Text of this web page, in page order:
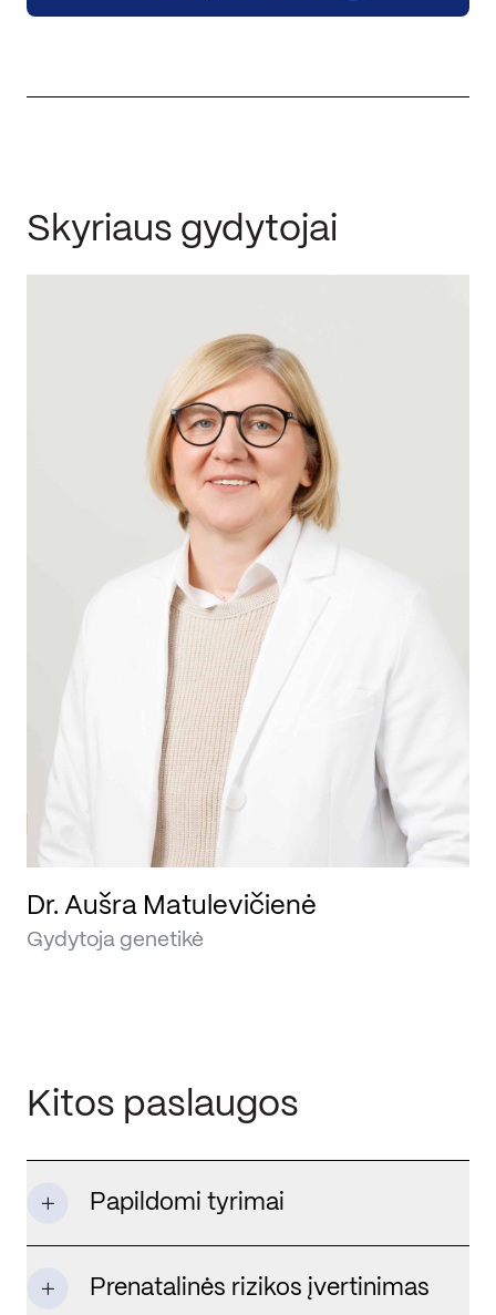
Skyriaus gydytojai
Dr. Aušra Matulevičienė
Gydytoja genetikė
Kitos paslaugos
Papildomi tyrimai
Prenatalinės rizikos įvertinimas